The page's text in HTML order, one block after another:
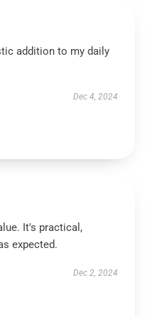
addition to my daily
Dec 4, 2024
It's practical,
expected.
Dec 2, 2024